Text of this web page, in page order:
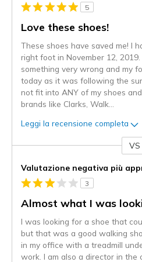
5
Love these shoes!
These shoes have saved me! I
right foot in November 12,
something very wrong and my
today as it was following the
not fit into ANY of my shoes
brands like Clarks, Walk
Leggi la recensione completa
VS
Valutazione negativa più
3
Almost what I was
I was looking for a shoe that
but that was a good walking
in my office with a treadmill
work. I am also a director in the